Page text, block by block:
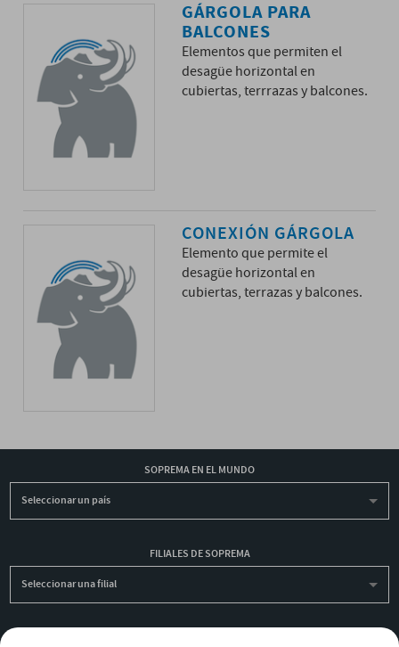
GÁRGOLA PARA
BALCONES
Elementos que permiten el
desagüe horizontal en
cubiertas, terrrazas y balcones.
CONEXIÓN GÁRGOLA
Elemento que permite el
desagüe horizontal en
cubiertas, terrazas y balcones.
SOPREMA EN EL MUNDO
Seleccionar un país
FILIALES DE SOPREMA
Seleccionar una filial